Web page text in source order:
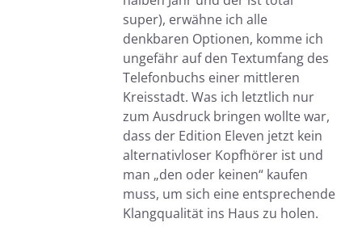
super), erwähne ich alle
denkbaren Optionen, komme ich
ungefähr auf den Textumfang des
Telefonbuchs einer mittleren
Kreisstadt. Was ich letztlich nur
zum Ausdruck bringen wollte war,
dass der Edition Eleven jetzt kein
alternativloser Kopfhörer ist und
man „den oder keinen“ kaufen
muss, um sich eine entsprechende
Klangqualität ins Haus zu holen.